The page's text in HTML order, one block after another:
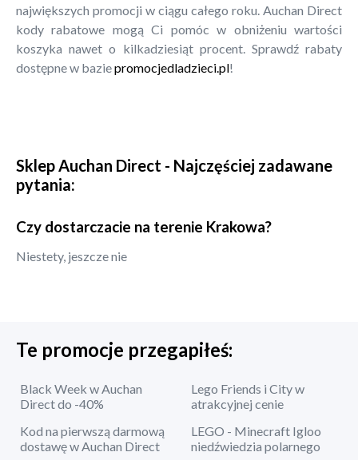
największych promocji w ciągu całego roku. Auchan Direct
kody rabatowe mogą Ci pomóc w obniżeniu wartości
koszyka nawet o kilkadziesiąt procent. Sprawdź rabaty
dostępne w baziepromocjedladzieci.pl!
SklepAuchan Direct - Najczęściej zadawane
pytania:
Czy dostarczacie na terenie Krakowa?
Niestety, jeszcze nie
Te promocje przegapiłeś:
Black Week w Auchan
Direct do -40%
Lego Friends i City w
atrakcyjnej cenie
Kod na pierwszą darmową
dostawę w Auchan Direct
LEGO - Minecraft Igloo
niedźwiedzia polarnego